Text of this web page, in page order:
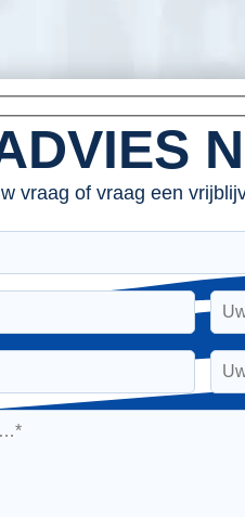
vraag of vraag een